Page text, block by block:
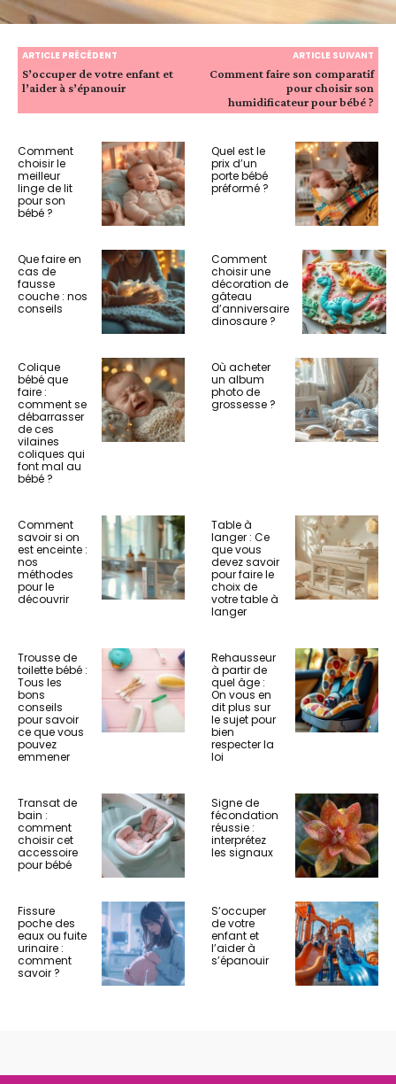
ARTICLE PRÉCÉDENT
S’occuper de votre enfant et
l’aider à s’épanouir
ARTICLE SUIVANT
Comment faire son comparatif
pour choisir son
humidificateur pour bébé ?
Comment
choisir le
meilleur
linge de lit
pour son
bébé ?
Quel est le
prix d’un
porte bébé
préformé ?
Que faire en
cas de
fausse
couche : nos
conseils
Comment
choisir une
décoration de
gâteau
d’anniversaire
dinosaure ?
Colique
bébé que
faire :
comment se
débarrasser
de ces
vilaines
coliques qui
font mal au
bébé ?
Où acheter
un album
photo de
grossesse ?
Comment
savoir si on
est enceinte :
nos
méthodes
pour le
découvrir
Table à
langer : Ce
que vous
devez savoir
pour faire le
choix de
votre table à
langer
Trousse de
toilette bébé :
Tous les
bons
conseils
pour savoir
ce que vous
pouvez
emmener
Rehausseur
à partir de
quel âge :
On vous en
dit plus sur
le sujet pour
bien
respecter la
loi
Transat de
bain :
comment
choisir cet
accessoire
pour bébé
Signe de
fécondation
réussie :
interprétez
les signaux
Fissure
poche des
eaux ou fuite
urinaire :
comment
savoir ?
S’occuper
de votre
enfant et
l’aider à
s’épanouir